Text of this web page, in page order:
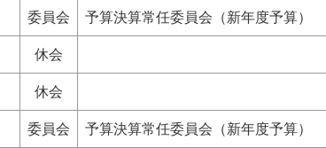
委員会 予算決算常任委員会（新年度予算）
休会
休会
委員会 予算決算常任委員会（新年度予算）